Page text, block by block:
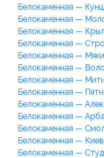
Белокаменная —
Белокаменная —
Белокаменная —
Белокаменная —
Белокаменная —
Белокаменная —
Белокаменная —
Белокаменная —
Белокаменная —
Белокаменная —
Белокаменная —
Белокаменная —
Белокаменная —